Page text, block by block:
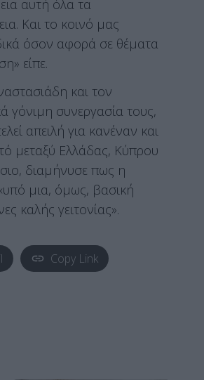
αυτή όλα τα
Και το κοινό μας
όσον αφορά σε θέματα
είπε.
και τον
γόνιμη συνεργασία τους,
απειλή για κανέναν και
μεταξύ Ελλάδας, Κύπρου
διαμήνυσε πως η
μια, όμως, βασική
καλής γειτονίας».
Copy Link